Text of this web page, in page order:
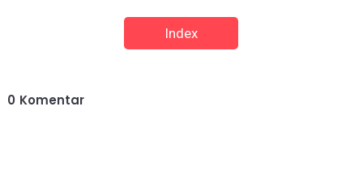
Index
0 Komentar